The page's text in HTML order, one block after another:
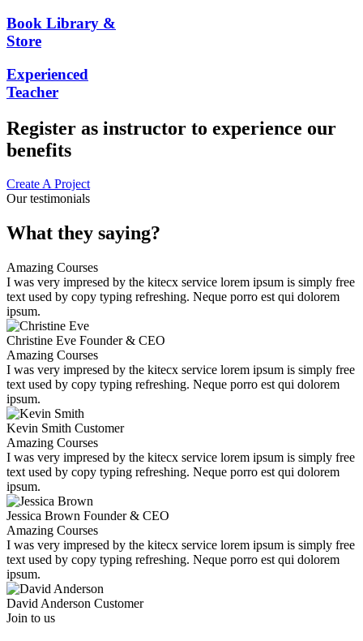
Book Library &
Store
Experienced
Teacher
Register as instructor to experience our
benefits
Create A Project
Our testimonials
What they saying?
Amazing Courses
I was very impresed by the kitecx service lorem ipsum is simply free
text used by copy typing refreshing. Neque porro est qui dolorem
ipsum.
Christine Eve Founder & CEO
Amazing Courses
I was very impresed by the kitecx service lorem ipsum is simply free
text used by copy typing refreshing. Neque porro est qui dolorem
ipsum.
Kevin Smith Customer
Amazing Courses
I was very impresed by the kitecx service lorem ipsum is simply free
text used by copy typing refreshing. Neque porro est qui dolorem
ipsum.
Jessica Brown Founder & CEO
Amazing Courses
I was very impresed by the kitecx service lorem ipsum is simply free
text used by copy typing refreshing. Neque porro est qui dolorem
ipsum.
David Anderson Customer
Join to us